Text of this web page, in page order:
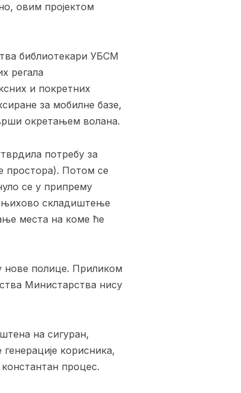
овим пројектом
библиотекари УБСМ
регала
и покретних
за мобилне базе,
окретањем волана.
потребу за
простора). Потом се
се у припрему
њихово складиштење
места на коме ће
нове полице. Приликом
Министарства нису
на сигуран,
корисника,
процес.